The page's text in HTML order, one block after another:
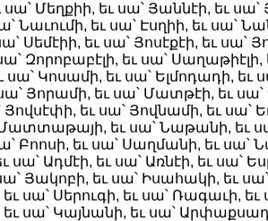
սա՝ Մեղքիի, եւ սա՝ Յաննէի, եւ
Նաւումի, եւ սա՝ Էսղիի, եւ սա՝
Սեմէիի, եւ սա՝ Յոսէքէի, եւ սա՝
Զորոբաբէլի, եւ սա՝ Սաղաթիէլի,
սա՝ Կոսամի, եւ սա՝ Ելմոդադի, եւ
Յորամի, եւ սա՝ Մատթէի, եւ սա՝
Յովսէփի, եւ սա՝ Յովնամի, եւ սա՝
Մատտաթայի, եւ սա՝ Նաթանի, եւ
Բոոսի, եւ սա՝ Սաղմանի, եւ
սա՝ Ադմէի, եւ սա՝ Առնէի, եւ սա՝
Յակոբի, եւ սա՝ Իսահակի, եւ
սա՝ Սերուգի, եւ սա՝ Ռագաւի, եւ
սա՝ Կայնանի, եւ սա՝